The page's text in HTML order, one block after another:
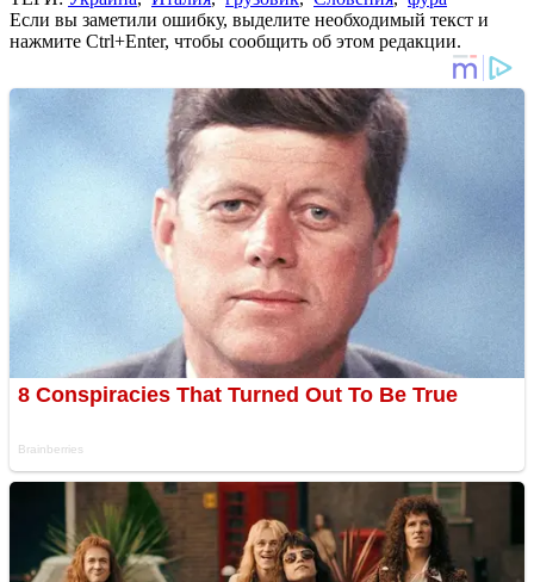
Если вы заметили ошибку, выделите необходимый текст и
нажмите Ctrl+Enter, чтобы сообщить об этом редакции.